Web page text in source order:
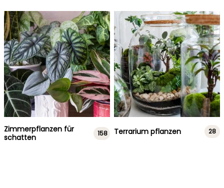
Zimmerpflanzen für
schatten
158 Terrarium pflanzen 28